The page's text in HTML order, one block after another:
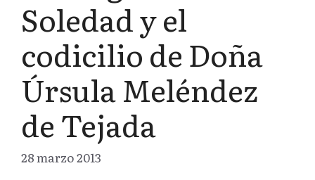
Soledad y el
codicilio de Doña
Úrsula Meléndez
de Tejada
28 marzo 2013